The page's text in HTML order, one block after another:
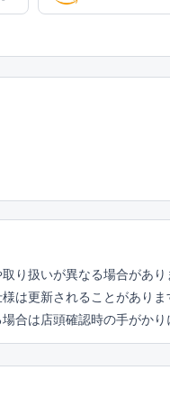
り扱いが異なる場合があり
は更新されることがありま
合は店頭確認時の手がかり